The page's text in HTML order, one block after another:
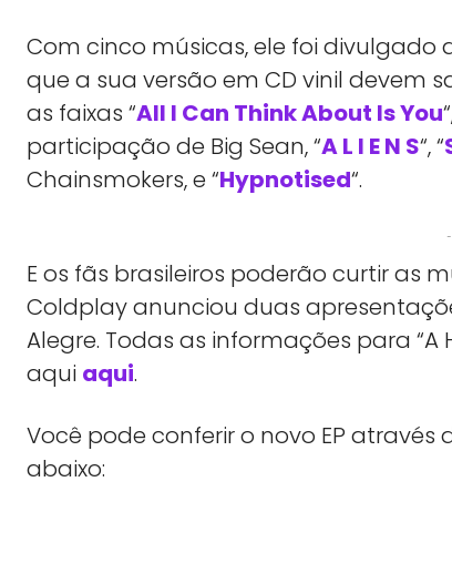
Com cinco músicas, ele foi
que a sua versão em CD vinil devem
as faixas “All I Can Think About Is You
participação de Big Sean, “A L I E N S“, “
Chainsmokers, e “Hypnotised“.
E os fãs brasileiros poderão curtir as
Coldplay anunciou duas
Alegre. Todas as informações para
aqui aqui.
Você pode conferir o novo EP através
abaixo: